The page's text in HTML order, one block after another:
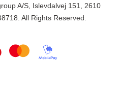
A/S, Islevdalvej 151, 2610
All Rights Reserved.